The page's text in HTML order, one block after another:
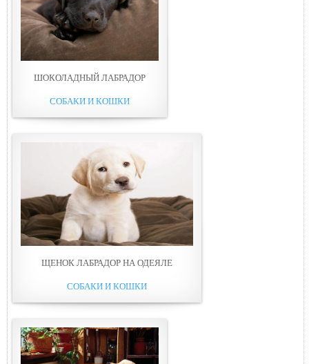
ШОКОЛАДНЫЙ ЛАБРАДОР
СОБАКИ И КОШКИ
ЩЕНОК ЛАБРАДОР НА ОДЕЯЛЕ
СОБАКИ И КОШКИ